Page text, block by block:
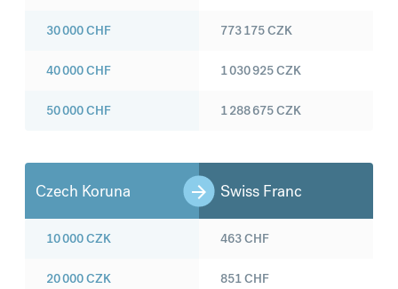
30 000CHF
40 000CHF
50 000CHF
773 175CZK
1 030 925CZK
1 288 675CZK
Czech Koruna Swiss Franc
10 000CZK
20 000CZK
463CHF
851CHF